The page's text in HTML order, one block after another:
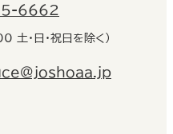
6662
・日・祝日を除く）